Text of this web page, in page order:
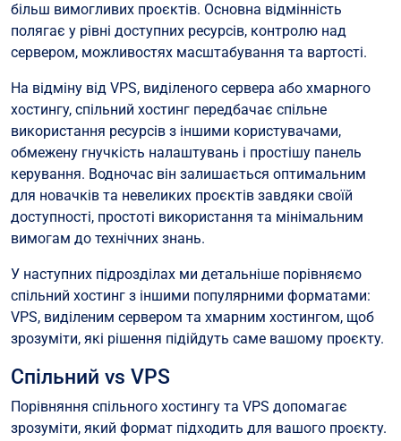
більш вимогливих проєктів. Основна відмінність
полягає у рівні доступних ресурсів, контролю над
сервером, можливостях масштабування та вартості.
На відміну від VPS, виділеного сервера або хмарного
хостингу, спільний хостинг передбачає спільне
використання ресурсів з іншими користувачами,
обмежену гнучкість налаштувань і простішу панель
керування. Водночас він залишається оптимальним
для новачків та невеликих проєктів завдяки своїй
доступності, простоті використання та мінімальним
вимогам до технічних знань.
У наступних підрозділах ми детальніше порівняємо
спільний хостинг з іншими популярними форматами:
VPS, виділеним сервером та хмарним хостингом, щоб
зрозуміти, які рішення підійдуть саме вашому проєкту.
Спільний vs VPS
Порівняння спільного хостингу та VPS допомагає
зрозуміти, який формат підходить для вашого проєкту.